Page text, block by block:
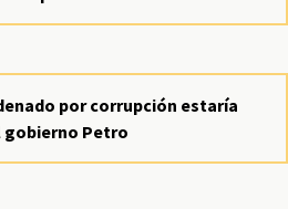
por corrupción estaría
gobierno Petro